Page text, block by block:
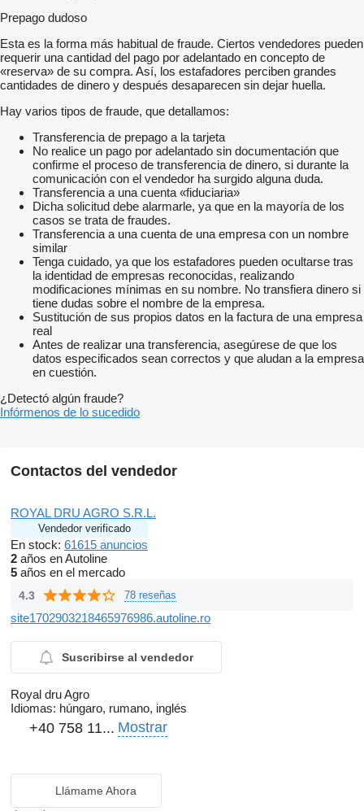
Prepago dudoso
Esta es la forma más habitual de fraude. Ciertos vendedores pueden
requerir una cantidad del pago por adelantado en concepto de
«reserva» de su compra. Así, los estafadores perciben grandes
cantidades de dinero y después desaparecen sin dejar huella.
Hay varios tipos de fraude, que detallamos:
Transferencia de prepago a la tarjeta
No realice un pago por adelantado sin documentación que
confirme el proceso de transferencia de dinero, si durante la
comunicación con el vendedor ha surgido alguna duda.
Transferencia a una cuenta «fiduciaria»
Dicha solicitud debe alarmarle, ya que en la mayoría de los
casos se trata de fraudes.
Transferencia a una cuenta de una empresa con un nombre
similar
Tenga cuidado, ya que los estafadores pueden ocultarse tras
la identidad de empresas reconocidas, realizando
modificaciones mínimas en su nombre. No transfiera dinero si
tiene dudas sobre el nombre de la empresa.
Sustitución de sus propios datos en la factura de una empresa
real
Antes de realizar una transferencia, asegúrese de que los
datos especificados sean correctos y que aludan a la empresa
en cuestión.
¿Detectó algún fraude?
Infórmenos de lo sucedido
Contactos del vendedor
ROYAL DRU AGRO S.R.L.
Vendedor verificado
En stock: 61615 anuncios
2 años en Autoline
5 años en el mercado
4.3 78 reseñas
site1702903218465976986.autoline.ro
Suscribirse al vendedor
Royal dru Agro
Idiomas: húngaro, rumano, inglés
+40 758 11... Mostrar
Llámame Ahora